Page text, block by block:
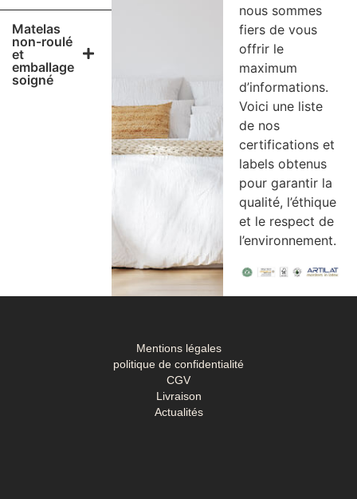
Matelas
non-roulé
et
emballage
soigné
nous sommes
fiers de vous
offrir le
maximum
d’informations.
Voici une liste
de nos
certifications et
labels obtenus
pour garantir la
qualité, l’éthique
et le respect de
l’environnement.
Mentions légales
politique de confidentialité
CGV
Livraison
Actualités